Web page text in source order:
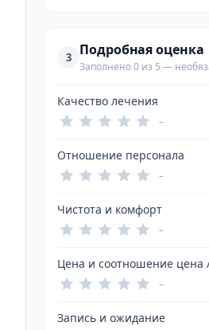
3 Подробная оценка
Заполнено 0 из 5 —
Качество лечения
–
Отношение персонала
–
Чистота и комфорт
–
Цена и соотношение цена
–
Запись и ожидание